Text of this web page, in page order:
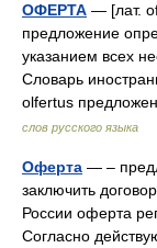
ОФЕРТА — [лат.
предложение
указанием всех
Словарь
olfertus
слов русского языка
Оферта — –
заключить
России оферта
Согласно